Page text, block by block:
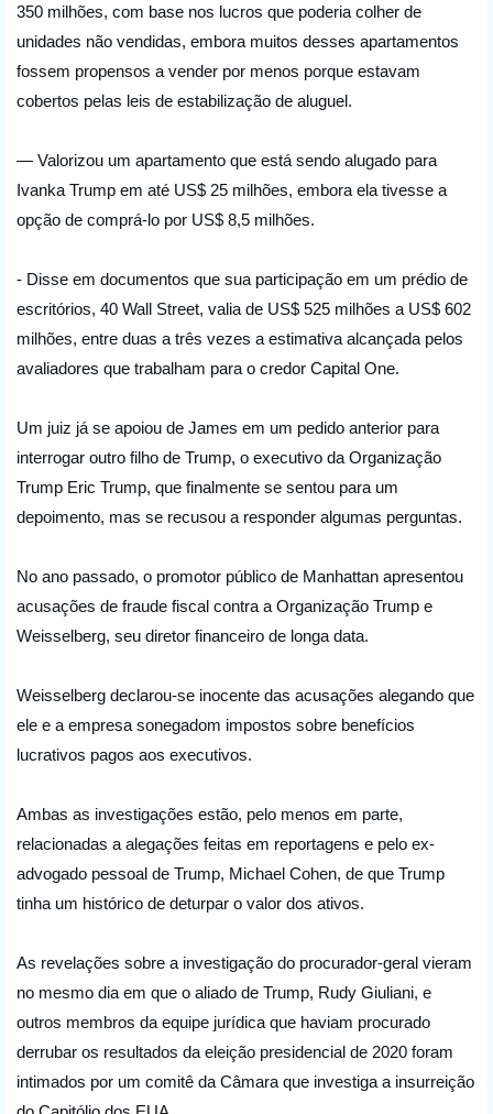
350 milhões, com base nos lucros que poderia colher de
unidades não vendidas, embora muitos desses apartamentos
fossem propensos a vender por menos porque estavam
cobertos pelas leis de estabilização de aluguel.
— Valorizou um apartamento que está sendo alugado para
Ivanka Trump em até US$ 25 milhões, embora ela tivesse a
opção de comprá-lo por US$ 8,5 milhões.
- Disse em documentos que sua participação em um prédio de
escritórios, 40 Wall Street, valia de US$ 525 milhões a US$ 602
milhões, entre duas a três vezes a estimativa alcançada pelos
avaliadores que trabalham para o credor Capital One.
Um juiz já se apoiou de James em um pedido anterior para
interrogar outro filho de Trump, o executivo da Organização
Trump Eric Trump, que finalmente se sentou para um
depoimento, mas se recusou a responder algumas perguntas.
No ano passado, o promotor público de Manhattan apresentou
acusações de fraude fiscal contra a Organização Trump e
Weisselberg, seu diretor financeiro de longa data.
Weisselberg declarou-se inocente das acusações alegando que
ele e a empresa sonegadom impostos sobre benefícios
lucrativos pagos aos executivos.
Ambas as investigações estão, pelo menos em parte,
relacionadas a alegações feitas em reportagens e pelo ex-
advogado pessoal de Trump, Michael Cohen, de que Trump
tinha um histórico de deturpar o valor dos ativos.
As revelações sobre a investigação do procurador-geral vieram
no mesmo dia em que o aliado de Trump, Rudy Giuliani, e
outros membros da equipe jurídica que haviam procurado
derrubar os resultados da eleição presidencial de 2020 foram
intimados por um comitê da Câmara que investiga a insurreição